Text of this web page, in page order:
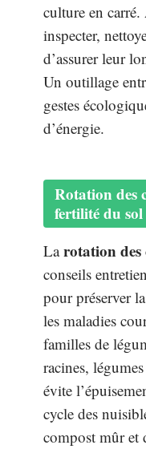
culture en
inspecter,
d’assurer leur
Un outillage
gestes
d’énergie.
Rotation des
fertilité du sol
Larotation des
conseils
pour préserver
les maladies
familles de
racines,
évite
cycle des
compost mûr et